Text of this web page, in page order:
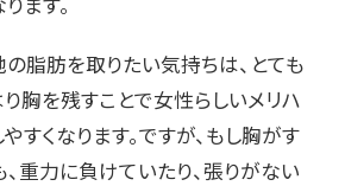
脂肪を取りたい気持ちは、とても
胸を残すことで女性らしいメリハ
すくなります。ですが、もし胸がす
重力に負けていたり、張りがない